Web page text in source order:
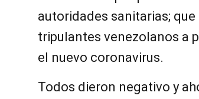
autoridades sanitarias;
tripulantes venezolanos a
el nuevo coronavirus.
Todos dieron negativo y